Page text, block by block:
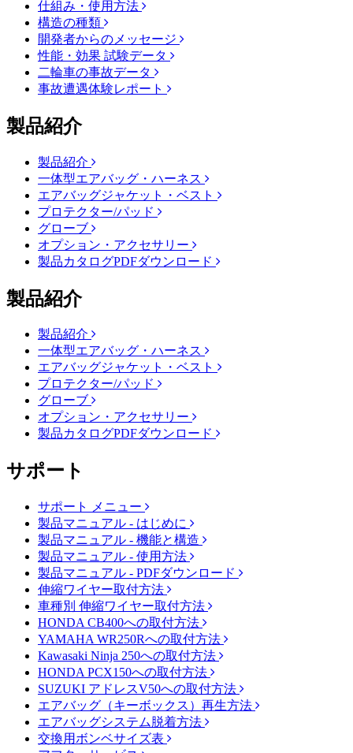
仕組み・使用方法
構造の種類
開発者からのメッセージ
性能・効果 試験データ
二輪車の事故データ
事故遭遇体験レポート
製品紹介
製品紹介
一体型エアバッグ・ハーネス
エアバッグジャケット・ベスト
プロテクター/パッド
グローブ
オプション・アクセサリー
製品カタログPDFダウンロード
製品紹介
製品紹介
一体型エアバッグ・ハーネス
エアバッグジャケット・ベスト
プロテクター/パッド
グローブ
オプション・アクセサリー
製品カタログPDFダウンロード
サポート
サポート メニュー
製品マニュアル - はじめに
製品マニュアル - 機能と構造
製品マニュアル - 使用方法
製品マニュアル - PDFダウンロード
伸縮ワイヤー取付方法
車種別 伸縮ワイヤー取付方法
HONDA CB400への取付方法
YAMAHA WR250Rへの取付方法
Kawasaki Ninja 250への取付方法
HONDA PCX150への取付方法
SUZUKI アドレスV50への取付方法
エアバッグ（キーボックス）再生方法
エアバッグシステム脱着方法
交換用ボンベサイズ表